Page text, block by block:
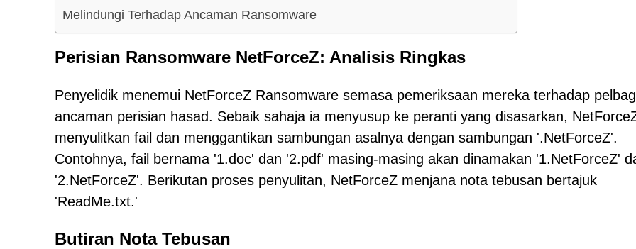
Melindungi Terhadap Ancaman Ransomware
Perisian Ransomware NetForceZ: Analisis Ringkas
Penyelidik menemui NetForceZ Ransomware semasa pemeriksaan mereka terhadap
ancaman perisian hasad. Sebaik sahaja ia menyusup ke peranti yang disasarkan,
menyulitkan fail dan menggantikan sambungan asalnya dengan sambungan '.NetForceZ'.
Contohnya, fail bernama '1.doc' dan '2.pdf' masing-masing akan dinamakan '1.NetForceZ'
'2.NetForceZ'. Berikutan proses penyulitan, NetForceZ menjana nota tebusan bertajuk
'ReadMe.txt.'
Butiran Nota Tebusan